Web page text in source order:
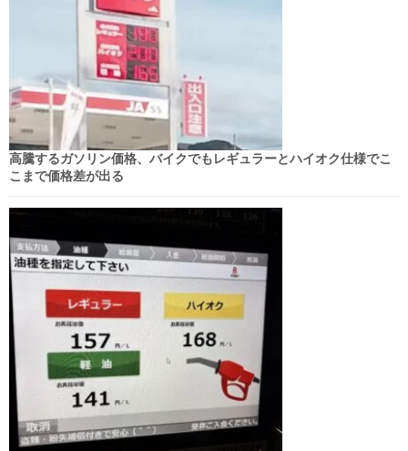
高騰するガソリン価格、バイクでもレギュラーとハイオク仕様でこ
こまで価格差が出る